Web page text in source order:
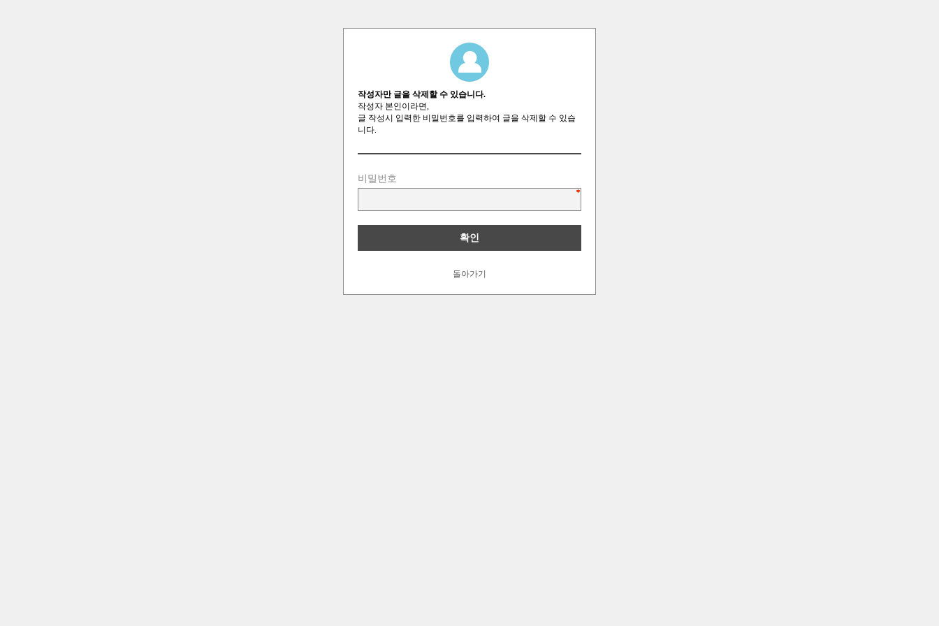
작성자만 글을 삭제할 수 있습니다.
작성자 본인이라면,
글 작성시 입력한 비밀번호를 입력하여 글을 삭제할 수 있습
니다.
비밀번호
돌아가기